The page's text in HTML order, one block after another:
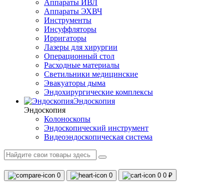
Аппараты ИВЛ
Аппараты ЭХВЧ
Инструменты
Инсуффляторы
Ирригаторы
Лазеры для хирургии
Операционный стол
Расходные материалы
Светильники медицинские
Эвакуаторы дыма
Эндохирургические комплексы
Эндоскопия
Эндоскопия
Колоноскопы
Эндоскопический инструмент
Видеоэндоскопическая система
0 0 0 0 ₽